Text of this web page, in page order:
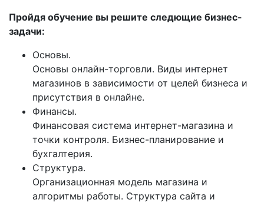
Пройдя обучение вы решите следющие бизнес-
задачи:
Основы.
Основы онлайн-торговли. Виды интернет
магазинов в зависимости от целей бизнеса и
присутствия в онлайне.
Финансы.
Финансовая система интернет-магазина и
точки контроля. Бизнес-планирование и
бухгалтерия.
Структура.
Организационная модель магазина и
алгоритмы работы. Структура сайта и